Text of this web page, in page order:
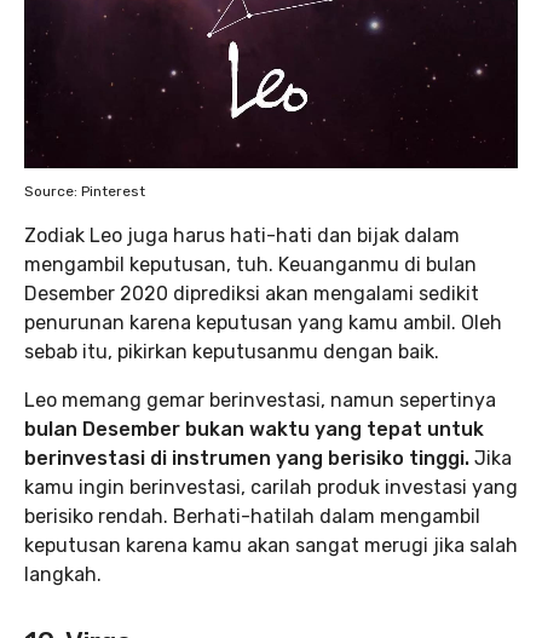
Source: Pinterest
Zodiak Leo juga harus hati-hati dan bijak dalam
mengambil keputusan, tuh. Keuanganmu di bulan
Desember 2020 diprediksi akan mengalami sedikit
penurunan karena keputusan yang kamu ambil. Oleh
sebab itu, pikirkan keputusanmu dengan baik.
Leo memang gemar berinvestasi, namun sepertinya
bulan Desember bukan waktu yang tepat untuk
berinvestasi di instrumen yang berisiko tinggi. Jika
kamu ingin berinvestasi, carilah produk investasi yang
berisiko rendah. Berhati-hatilah dalam mengambil
keputusan karena kamu akan sangat merugi jika salah
langkah.